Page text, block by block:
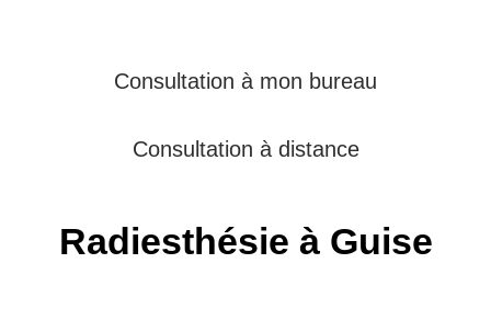
Consultation à mon bureau
Consultation à distance
Radiesthésie à Guise